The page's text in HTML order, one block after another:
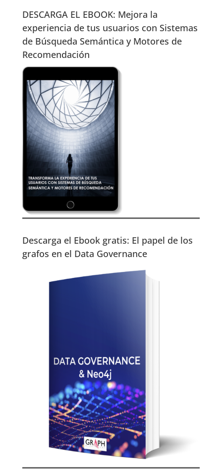
DESCARGA EL EBOOK: Mejora la
experiencia de tus usuarios con Sistemas
de Búsqueda Semántica y Motores de
Recomendación
Descarga el Ebook gratis: El papel de los
grafos en el Data Governance